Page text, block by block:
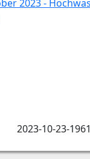
2023-10-23-1961